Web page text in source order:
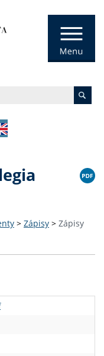
> Zápisy > Zápisy